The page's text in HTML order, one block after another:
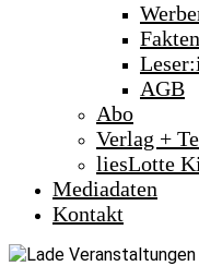
Fakten
AGB
Abo
Verlag +
liesLotte
Mediadaten
Kontakt